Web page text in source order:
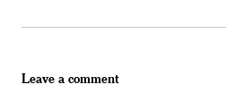
Leave a comment